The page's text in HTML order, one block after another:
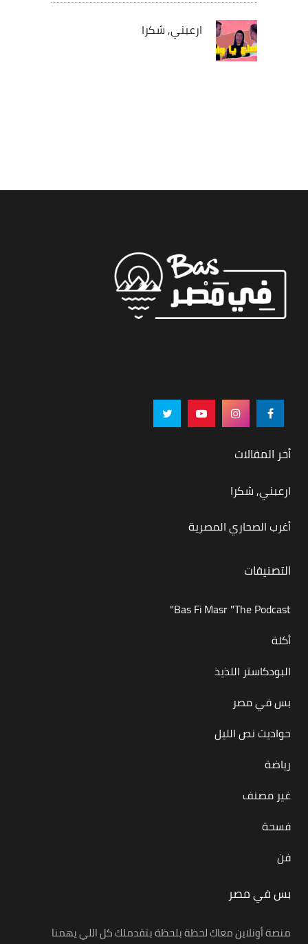
ارعبني, شكرا
أخر المقالات
ارعبني, شكرا
أغرب الصحاري المصرية
التصنيفات
Bas Fi Masr "The Podcast"
أكلة
البودكاستر اللذيذ
بس في مصر
حواديت نص الليل
رياضة
غير مصنف
فسحة
فن
بس في مصر
منصة أونلاين معاك لحظة بلحظة بتقدملك كل اللي يهمنا